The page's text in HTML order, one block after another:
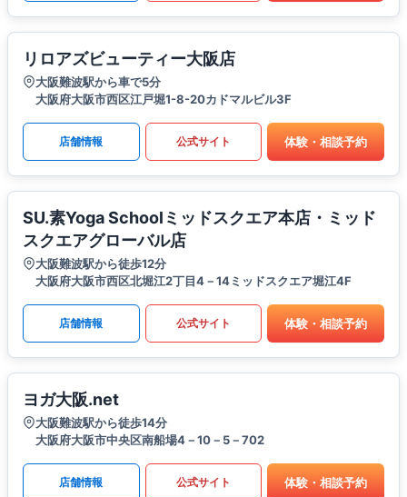
リロアズビューティー大阪店
大阪難波駅から車で5分
大阪府大阪市西区江戸堀1-8-20カドマルビル3F
店舗情報 公式サイト 体験・相談予約
SU.素Yoga Schoolミッドスクエア本店・ミッド
スクエアグローバル店
大阪難波駅から徒歩12分
大阪府大阪市西区北堀江2丁目4－14ミッドスクエア堀江4F
店舗情報 公式サイト 体験・相談予約
ヨガ大阪.net
大阪難波駅から徒歩14分
大阪府大阪市中央区南船場4－10－5－702
店舗情報 公式サイト 体験・相談予約